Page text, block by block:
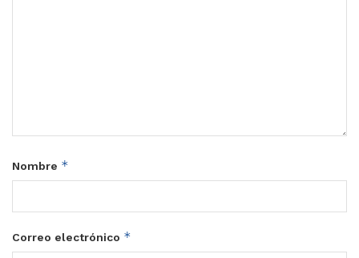
Nombre *
Correo electrónico *